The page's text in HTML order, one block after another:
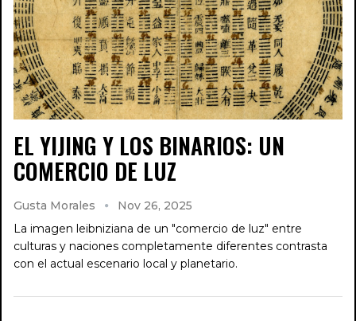
EL YIJING Y LOS BINARIOS: UN
COMERCIO DE LUZ
Gusta Morales
Nov 26, 2025
La imagen leibniziana de un "comercio de luz" entre
culturas y naciones completamente diferentes contrasta
con el actual escenario local y planetario.